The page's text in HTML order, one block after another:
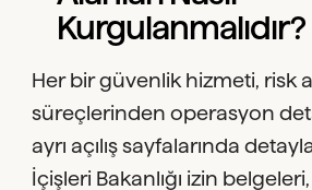
Kurgulanmalıdır?
Her bir güvenlik hizmeti, risk
süreçlerinden operasyon
ayrı açılış sayfalarında
İçişleri Bakanlığı izin